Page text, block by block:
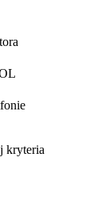
kryteria